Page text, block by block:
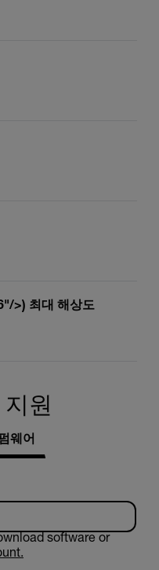
>) 최대 해상도
원
웨어
software or